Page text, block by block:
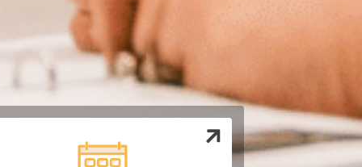
arrow_right